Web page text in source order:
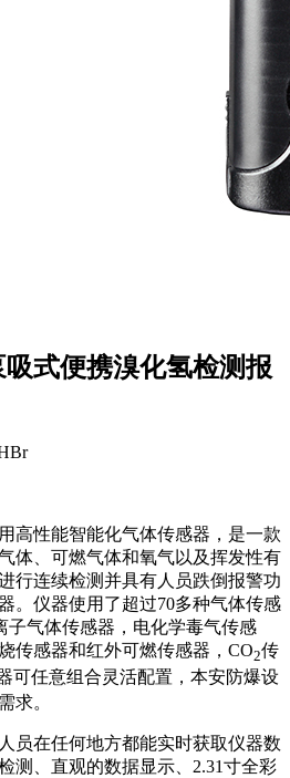
吸式便携溴化氢检测报
高性能智能化气体传感器，是一款
体、可燃气体和氧气以及挥发性有
行连续检测并具有人员跌倒报警功
。仪器使用了超过70多种气体传感
子气体传感器，电化学毒气传感
传感器和红外可燃传感器，CO2传
可任意组合灵活配置，本安防爆设
求。
员在任何地方都能实时获取仪器数
测、直观的数据显示、2.31寸全彩